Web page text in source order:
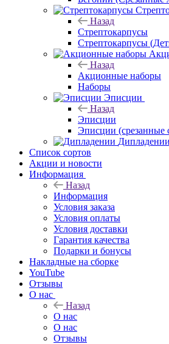
Назад
Стрептокарпусы
Стрептокарпусы
Назад
Акционные наборы
Наборы
Эписции
Назад
Эписции
Эписции (срезанные
Дипладении
Список сортов
Акции и новости
Информация
Назад
Информация
Условия заказа
Условия оплаты
Условия доставки
Гарантия качества
Подарки и бонусы
Накладные на сборке
YouTube
Отзывы
О нас
Назад
О нас
О нас
Отзывы